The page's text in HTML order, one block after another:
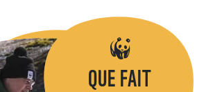
QUE FAIT